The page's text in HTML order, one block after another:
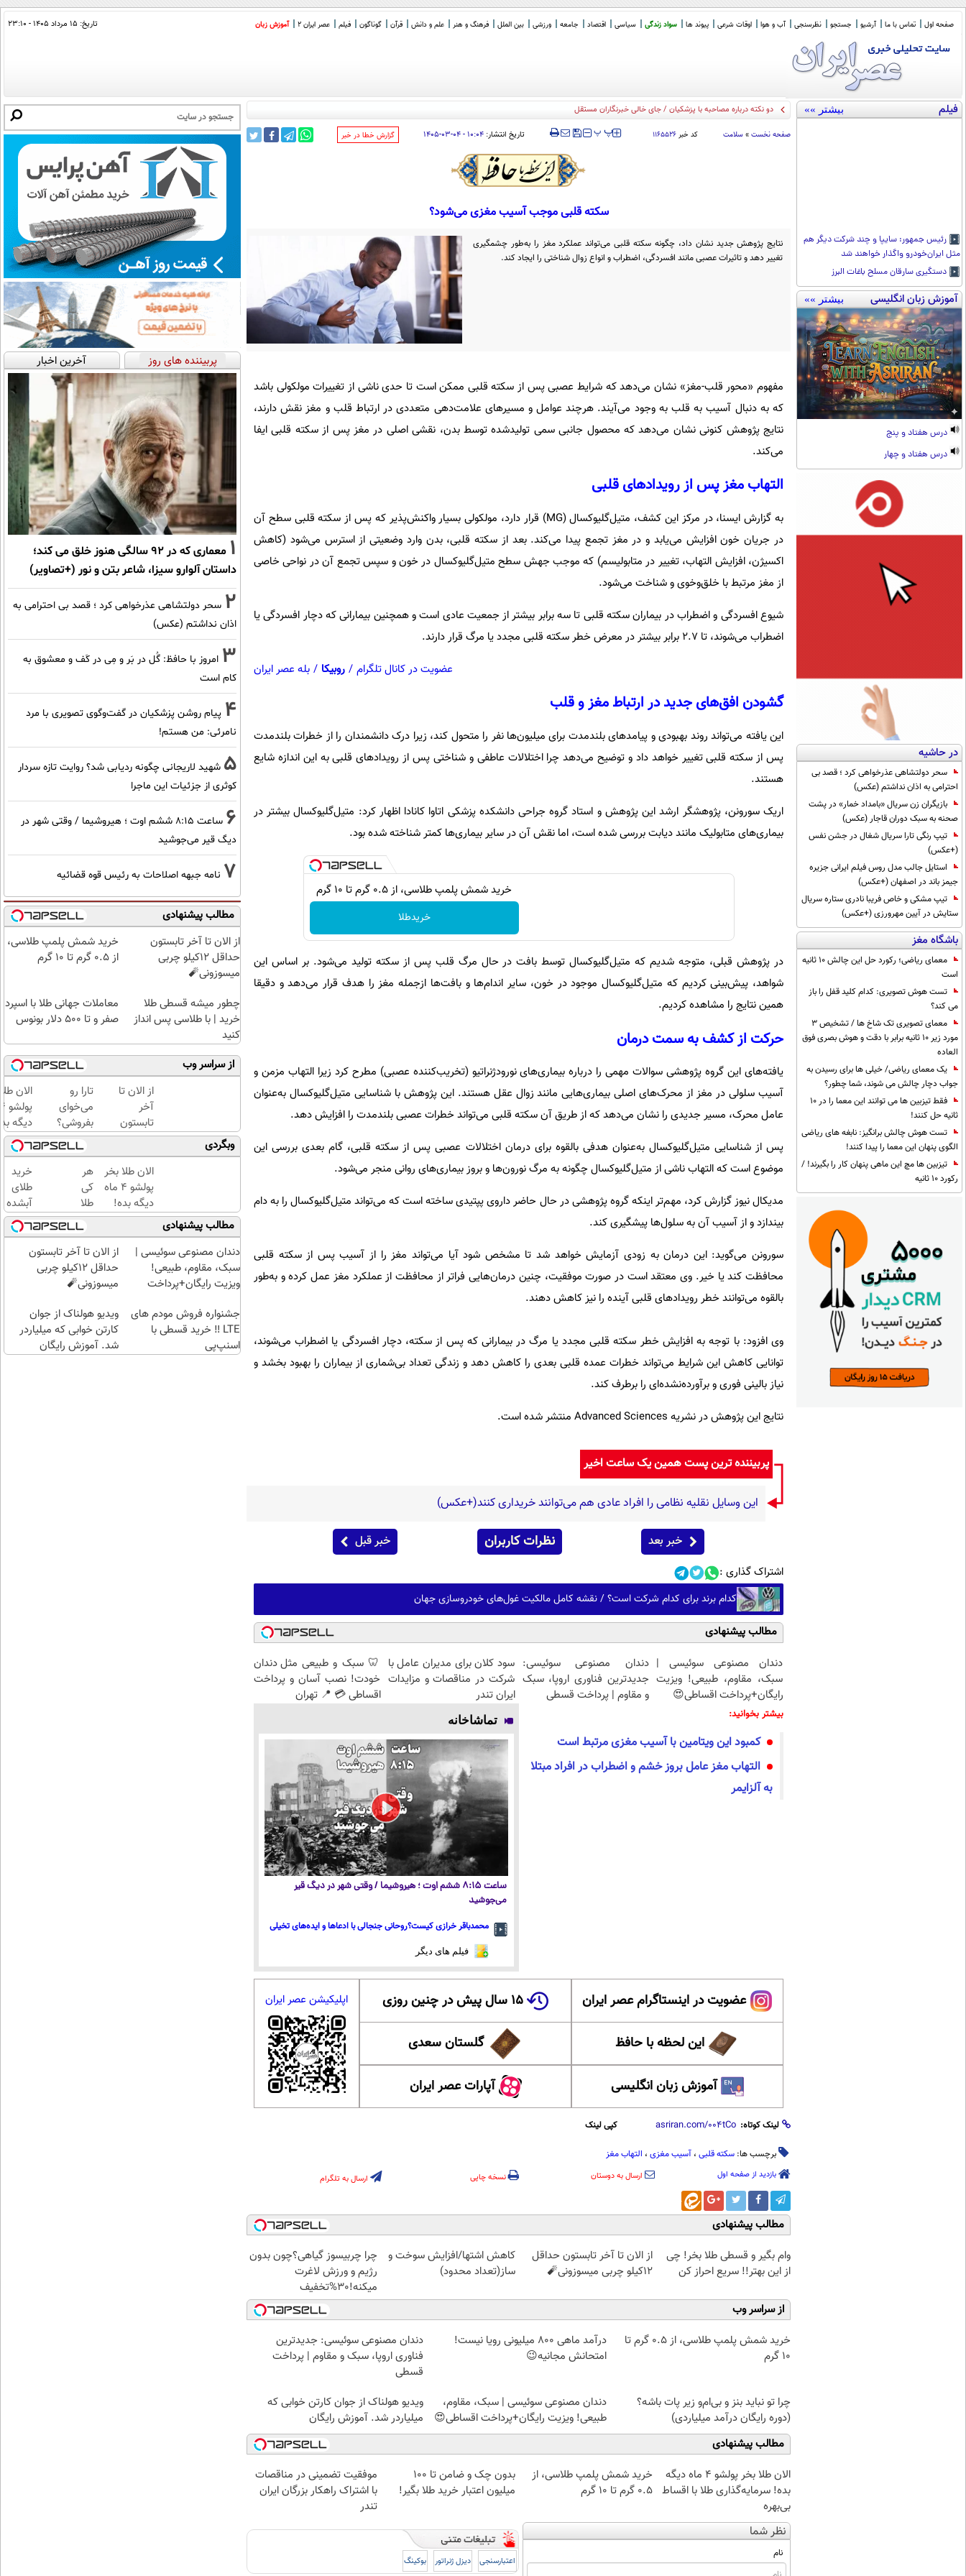
صفحه اول تماس با ما آرشیو جستجو نظرسنجی آب و هوا اوقات شرعی پیوند ها سواد زندگی سیاسی اقتصاد جامعه ورزشی بین الملل فرهنگ و هنر علم و دانش قرآن گوناگون فیلم عصر ایران 2 آموزش زبان تاریخ: ۱۵ مرداد ۱۴۰۵ - ۲۳:۱۰
فیلم بیشتر »»
رئیس جمهور: سایپا و چند شرکت دیگر هم
مثل ایران‌خودرو واگذار خواهند شد
دستگیری سارقان مسلح باغات البرز
آموزش زبان انگلیسی بیشتر »»
درس هفتاد و پنج
درس هفتاد و چهار
در حاشیه
سحر دولتشاهی عذرخواهی کرد ؛ قصد بی
احترامی به اذان نداشتم (عکس)
بازیگران زن سریال «بامداد خمار» در پشت
صحنه به سبک دوران قاجار (عکس)
تیپ رنگی تارا سریال شغال در جشن نفس
(+عکس)
استایل جالب مدل روس فیلم ایرانی جزیره
جیمز باند در اصفهان (+عکس)
تیپ مشکی و خاص فریبا نادری ستاره سریال
ستایش در آیین مهرورزی (+عکس)
باشگاه مغز
معمای ریاضی؛ رکورد حل این چالش 10 ثانیه
است
تست هوش تصویری: کدام کلید قفل را باز
می کند؟
معمای تصویری تک شاخ ها / تشخیص 3
مورد زیر 10 ثانیه برابر با دقت و هوش بصری فوق
العاده
یک معمای ریاضی/ خیلی ها برای رسیدن به
جواب دچار چالش می شوند، شما چطور؟
فقط تیزبین ها می توانند این معما را در 10
ثانیه حل کنند!
تست هوش چالش برانگیز: نابغه های ریاضی
الگوی پنهان این معما را پیدا کنند!
تیزبین ها مچ این ماهی پنهان کار را بگیرند! /
رکورد 10 ثانیه
کیهان: آمری_
صفحه نخست » سلامت کد خبر۱۱۶۵۵۲۶ ‍‍‍ پپ تاریخ انتشار: ۱۰:۰۴ - ۰۴-۰۳-۱۴۰۵ ‌گزارش خطا در خبر
سکته قلبی موجب آسیب مغزی می‌شود؟
نتایج پژوهش جدید نشان داد، چگونه سکته قلبی می‌تواند عملکرد مغز را به‌طور چشمگیری
تغییر دهد و تاثیرات عصبی مانند افسردگی، اضطراب و انواع زوال شناختی را ایجاد کند.
مفهوم «محور قلب-مغز» نشان می‌دهد که شرایط عصبی پس از سکته قلبی ممکن است تا حدی ناشی از تغییرات مولکولی باشد
که به دنبال آسیب به قلب به وجود می‌آیند. هرچند عوامل و مسیرهای علامت‌دهی متعددی در ارتباط قلب و مغز نقش دارند،
نتایج پژوهش کنونی نشان می‌دهد که محصول جانبی سمی تولیدشده توسط بدن، نقشی اصلی در مغز پس از سکته قلبی ایفا
می‌کند.
التهاب مغز پس از رویدادهای قلبی
به گزارش ایسنا، در مرکز این کشف، متیل‌گلیوکسال (MG) قرار دارد، مولکولی بسیار واکنش‌پذیر که پس از سکته قلبی سطح آن
در جریان خون افزایش می‌یابد و در مغز تجمع پیدا می‌کند. بعد از سکته قلبی، بدن وارد وضعیتی از استرس می‌شود (کاهش
اکسیژن، افزایش التهاب، تغییر در متابولیسم) که موجب جهش سطح متیل‌گلیوکسال در خون و سپس تجمع آن در نواحی خاصی
از مغز مرتبط با خلق‌وخوی و شناخت می‌شود.
شیوع افسردگی و اضطراب در بیماران سکته قلبی تا سه برابر بیشتر از جمعیت عادی است و همچنین بیمارانی که دچار افسردگی یا
اضطراب می‌شوند، تا ۲.۷ برابر بیشتر در معرض خطر سکته قلبی مجدد یا مرگ قرار دارند.
عضویت در کانال تلگرام / روبیکا / بله عصر ایران
گشودن افق‌های جدید در ارتباط مغز و قلب
این یافته می‌تواند روند بهبودی و پیامدهای بلندمدت برای میلیون‌ها نفر را متحول کند، زیرا درک دانشمندان را از خطرات بلندمدت
پس از سکته قلبی تغییر خواهد داد و توضیح می‌دهد چرا اختلالات عاطفی و شناختی پس از رویدادهای قلبی به این اندازه شایع
هستند.
اریک سورونن، پژوهشگر ارشد این پژوهش و استاد گروه جراحی دانشکده پزشکی اتاوا کانادا اظهار کرد: متیل‌گلیوکسال بیشتر در
بیماری‌های متابولیک مانند دیابت بررسی شده است، اما نقش آن در سایر بیماری‌ها کمتر شناخته شده بود.
خرید شمش پلمپ طلاسی، از ۰.۵ گرم تا ۱۰ گرم
خریدطلا
در پژوهش قبلی، متوجه شدیم که متیل‌گلیوکسال توسط بافت در حال مرگ قلب پس از سکته تولید می‌شود. بر اساس این
شواهد، پیش‌بینی کردیم که متیل‌گلیوکسال موجود در خون، سایر اندام‌ها و بافت‌ها ازجمله مغز را هدف قرار می‌دهد و دقیقا
همین نتایج را مشاهده کردیم.
حرکت از کشف به سمت درمان
یافته‌های این گروه پژوهشی سوالات مهمی را درباره بیماری‌های نورودژنراتیو (تخریب‌کننده عصبی) مطرح کرد زیرا التهاب مزمن و
آسیب سلولی در مغز از محرک‌های اصلی بیماری‌هایی مانند زوال عقل هستند. این پژوهش با شناسایی متیل‌گلیوکسال به‌عنوان
عامل محرک، مسیر جدیدی را نشان می‌دهد که از طریق آن سکته قلبی می‌تواند خطرات عصبی بلندمدت را افزایش دهد.
پس از شناسایی متیل‌گلیوکسال به‌عنوان هدفی بالقوه برای درمان اختلالات عصبی پس از سکته قلبی، گام بعدی بررسی این
موضوع است که التهاب ناشی از متیل‌گلیوکسال چگونه به مرگ نورون‌ها و بروز بیماری‌های روانی منجر می‌شود.
مدیکال نیوز گزارش کرد، مهم‌تر اینکه گروه پژوهشی در حال حاضر داروی پپتیدی ساخته است که می‌تواند متیل‌گلیوکسال را به دام
بیندازد و از آسیب آن به سلول‌ها پیشگیری کند.
سورونن می‌گوید: این درمان به زودی آزمایش خواهد شد تا مشخص شود آیا می‌تواند مغز را از آسیب پس از سکته قلبی
محافظت کند یا خیر. وی معتقد است در صورت موفقیت، چنین درمان‌هایی فراتر از محافظت از عملکرد مغز عمل کرده و به‌طور
بالقوه می‌توانند خطر رویدادهای قلبی آینده را نیز کاهش دهند.
وی افزود: با توجه به افزایش خطر سکته قلبی مجدد یا مرگ در بیمارانی که پس از سکته، دچار افسردگی یا اضطراب می‌شوند،
توانایی کاهش این شرایط می‌تواند خطرات عمده قلبی بعدی را کاهش دهد و زندگی تعداد بی‌شماری از بیماران را بهبود بخشد و
نیاز بالینی فوری و برآورده‌نشده‌ای را برطرف کند.
نتایج این پژوهش در نشریه Advanced Sciences منتشر شده است.
پربیننده ترین پست همین یک ساعت اخیر
این وسایل نقلیه نظامی را افراد عادی هم می‌توانند خریداری کنند(+عکس)
خبر بعد نظرات کاربران خبر قبل
اشتراک گذاری :
کدام برند برای کدام شرکت است؟ / نقشه کامل مالکیت غول‌های خودروسازی جهان
مطالب پیشنهادی
دندان مصنوعی سوئیسی |
سبک، مقاوم، طبیعی! ویزیت
رایگان+پرداخت اقساطی😍
دندان مصنوعی سوئیسی:
جدیدترین فناوری اروپا، سبک
و مقاوم | پرداخت قسطی
سود کلان برای مدیران عامل با
شرکت در مناقصات و مزایدات
ایران تندر
🦷 سبک و طبیعی مثل دندان
خودت! نصب آسان و پرداخت
اقساطی 💳 📍 تهران
بیشتر بخوانید:
کمبود این ویتامین با آسیب مغزی مرتبط است
التهاب مغز عامل بروز خشم و اضطراب در افراد مبتلا
به آلزایمر
تماشاخانه
ساعت ۸:۱۵ ششم اوت ؛ هیروشیما / وقتی شهر در دیگ قیر
می‌جوشید
محمدباقر خرازی کیست؟روحانی جنجالی با ادعاها و ایده‌های تخیلی
فیلم های دیگر
عضویت در اینستاگرام عصر ایران ۱۵ سال پیش در چنین روزی
این لحظه با حافظ گلستان سعدی
آموزش زبان انگلیسی آپارات عصر ایران
اپلیکیشن عصر ایران
لینک کوتاه: کپی لینک
برچسب ها: سکته قلبی ، آسیب مغزی ، التهاب مغز
بازدید از صفحه اول ارسال به دوستان نسخه چاپی ارسال به تلگرام
مطالب پیشنهادی
وام بگیر و قسطی طلا بخر! چی
از این بهتر!! سریع احراز کن
از الان تا آخر تابستون حداقل
12کیلو چربی میسوزونی🧨
کاهش اشتها/افزایش سوخت و
ساز(تعداد محدود)
چرا چربیسوز گیاهی؟چون بدون
رژیم و ورزش لاغرت
میکنه!30%تخفیف
از سراسر وب
خرید شمش پلمپ طلاسی، از ۰.۵ گرم تا
۱۰ گرم
درآمد ماهی 800 میلیونی رویا نیست!
امتحانش مجانیه😉
دندان مصنوعی سوئیسی: جدیدترین
فناوری اروپا، سبک و مقاوم | پرداخت
قسطی
چرا تو نباید بنز و بی‌ام‌و زیر پات باشه؟
(دوره رایگان درآمد میلیاردی)
دندان مصنوعی سوئیسی | سبک، مقاوم،
طبیعی! ویزیت رایگان+پرداخت اقساطی😍
ویدیو هولناک از جوان کارتن خوابی که
میلیاردر شد. آموزش رایگان
مطالب پیشنهادی
الان طلا بخر پولشو 4 ماه دیگه
بده! سرمایه‌گذاری طلا با اقساط
بی‌بهره
خرید شمش پلمپ طلاسی، از
۰.۵ گرم تا ۱۰ گرم
بدون چک و ضامن تا 100
میلیون اعتبار خرید طلا بگیر!
موفقیت تضمینی در مناقصات
با اشتراک راهکار بزرگان ایران
تندر
نظر شما
نام
اعتبارسنجی دیزل ژنراتور بوکینگ
پربیننده های روز آخرین اخبار
1
معماری که در 92 سالگی هنوز خلق می کند؛
داستان آلوارو سیزا، شاعر بتن و نور (+تصاویر)
2 سحر دولتشاهی عذرخواهی کرد ؛ قصد بی احترامی به
اذان نداشتم (عکس)
3 امروز با حافظ: گُل در بَر و مِی در کَف و معشوق به
کام است
4 پیام روشن پزشکیان در گفت‌و‌گوی تصویری با مرد
نامرئی: من هستم!
5 شهید لاریجانی چگونه ردیابی شد؟ روایت تازه سردار
کوثری از جزئیات این ماجرا
6
ساعت ۸:۱۵ ششم اوت ؛ هیروشیما / وقتی شهر در
دیگ قیر می‌جوشید
7 نامه جبهه اصلاحات به رئیس قوه قضائیه
مطالب پیشنهادی
از الان تا آخر تابستون
حداقل 12کیلو چربی
میسوزونی🧨
خرید شمش پلمپ طلاسی،
از ۰.۵ گرم تا ۱۰ گرم
چطور میشه قسطی طلا
خرید | با طلاسی پس انداز
کنید
معاملات جهانی طلا با اسپرد
صفر و تا ۵۰۰ دلار بونوس
از سراسر وب
از الان تا
آخر
تابستون
حداقل
12کیلو
چربی
میسوزونی
🧨
تارا رو
می‌خوای
بفروشی؟
با
خودرو۴۵
یک‌روزه
بفروشش
الان
دیگه
طلا با
بی‌بهره
وبگردی
الان طلا بخر
پولشو 4 ماه
دیگه بده!
سرمایه‌گذاری
طلا با اقساط
بی‌بهره
هر
کی
طلا
داره،
غم
نداره!
😊💎
(خرید
چند
کلیک)
خرید
طلای
آبشده
حتی با
۱۰۰هزارتومان
مطالب پیشنهادی
دندان مصنوعی سوئیسی |
سبک، مقاوم، طبیعی!
ویزیت رایگان+پرداخت
از الان تا آخر تابستون
حداقل 12کیلو چربی
میسوزونی🧨
جشنواره فروش مودم های
LTE ‼️ خرید قسطی با
اسنپ‌پی
ویدیو هولناک از جوان
کارتن خوابی که میلیاردر
شد. آموزش رایگان